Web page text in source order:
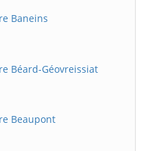
Baneins
Béard-Géovreissiat
Beaupont